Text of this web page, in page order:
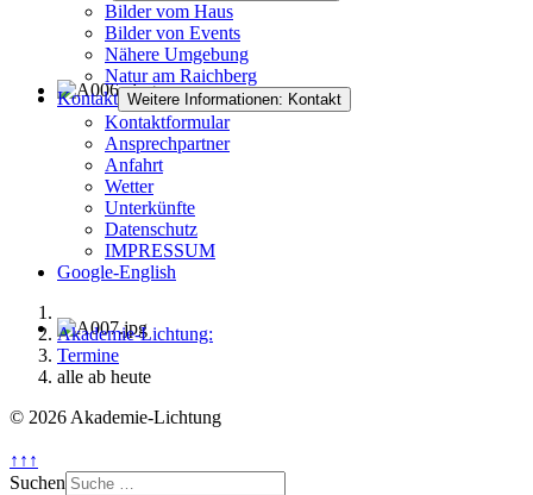
Bilder vom Haus
Bilder von Events
Nähere Umgebung
Natur am Raichberg
Kontakt Weitere Informationen: Kontakt
Kontaktformular
Ansprechpartner
Anfahrt
Wetter
Unterkünfte
Datenschutz
IMPRESSUM
Google-English
Akademie-Lichtung:
Termine
alle ab heute
© 2026 Akademie-Lichtung
↑↑↑
Suchen